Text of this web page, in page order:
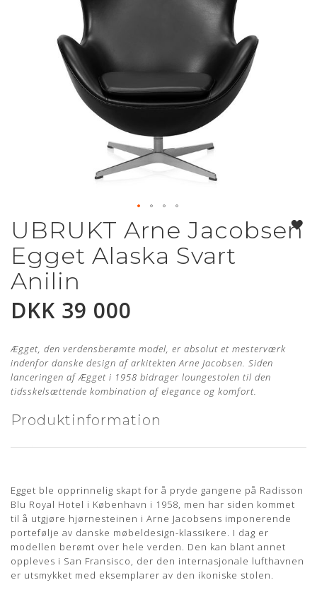
Gå
til
begynnelsen
av
bildegalleri
UBRUKT Arne Jacobsen
Egget Alaska Svart
Anilin
DKK 39 000
Ægget, den verdensberømte model, er absolut et mesterværk
indenfor danske design af arkitekten Arne Jacobsen. Siden
lanceringen af Ægget i 1958 bidrager loungestolen til den
tidsskelsættende kombination af elegance og komfort.
Produktinformation
Producent: Fritz Hansen
Model: Ægget med vippefunktion
Læder: Classic Sort Semi Anilin
Ægget fåes både som renoveret og ubrugt model (se tilvalg)
begge er nypolstret hos egen møbelpolstrer. Læs mere her
Mål: Højde 104 cm, bredde 86 cm, dybde 79 cm,
armlænshøjde 58 cm og sædehøjde 37 cm
Egget ble opprinnelig skapt for å pryde gangene på Radisson
Blu Royal Hotel i København i 1958, men har siden kommet
til å utgjøre hjørnesteinen i Arne Jacobsens imponerende
portefølje av danske møbeldesign-klassikere. I dag er
modellen berømt over hele verden. Den kan blant annet
oppleves i San Fransisco, der den internasjonale lufthavnen
er utsmykket med eksemplarer av den ikoniske stolen.